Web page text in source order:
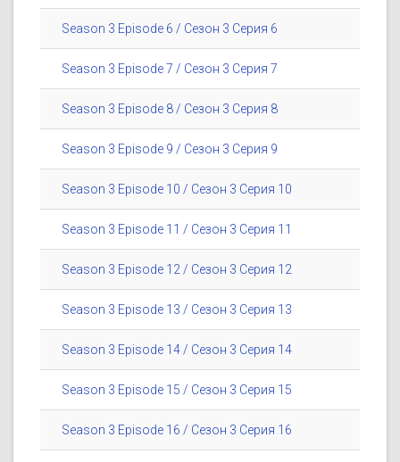
Season 3 Episode 6 / Сезон 3 Серия 6
Season 3 Episode 7 / Сезон 3 Серия 7
Season 3 Episode 8 / Сезон 3 Серия 8
Season 3 Episode 9 / Сезон 3 Серия 9
Season 3 Episode 10 / Сезон 3 Серия 10
Season 3 Episode 11 / Сезон 3 Серия 11
Season 3 Episode 12 / Сезон 3 Серия 12
Season 3 Episode 13 / Сезон 3 Серия 13
Season 3 Episode 14 / Сезон 3 Серия 14
Season 3 Episode 15 / Сезон 3 Серия 15
Season 3 Episode 16 / Сезон 3 Серия 16